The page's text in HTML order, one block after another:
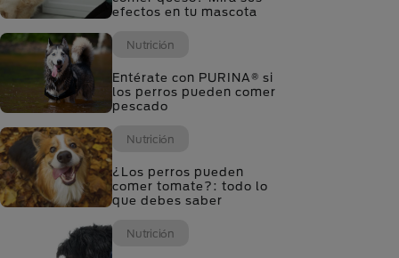
efectos en tu mascota
Nutrición
Entérate con PURINA® si
los perros pueden comer
pescado
Nutrición
¿Los perros pueden
comer tomate?: todo lo
que debes saber
Nutrición